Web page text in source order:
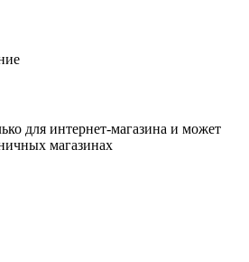
для интернет-магазина и может
магазинах